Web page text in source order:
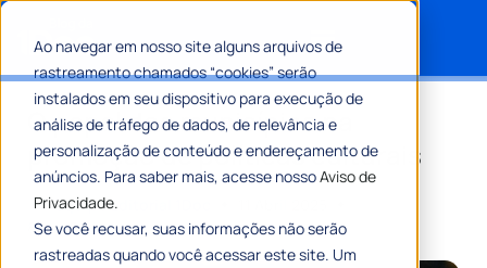
Ao navegar em nosso site alguns arquivos de
rastreamento chamados “cookies” serão
instalados em seu dispositivo para execução de
análise de tráfego de dados, de relevância e
personalização de conteúdo e endereçamento de
anúncios. Para saber mais, acesse nossoAviso de
Privacidade.
Se você recusar, suas informações não serão
rastreadas quando você acessar este site. Um
O papel dos municípios na
promoção de políticas culturais
PorEquipe Editorial 1Doc
8 Min De Leitura